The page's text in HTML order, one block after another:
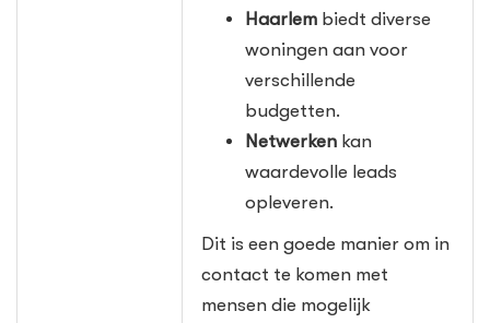
Haarlem biedt diverse
woningen aan voor
verschillende
budgetten.
Netwerken kan
waardevolle leads
opleveren.
Dit is een goede manier om in
contact te komen met
mensen die mogelijk